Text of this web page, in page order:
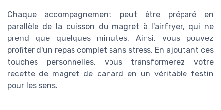
Chaque accompagnement peut être préparé en
parallèle de la cuisson du magret à l'airfryer, qui ne
prend que quelques minutes. Ainsi, vous pouvez
profiter d'un repas complet sans stress. En ajoutant ces
touches personnelles, vous transformerez votre
recette de magret de canard en un véritable festin
pour les sens.